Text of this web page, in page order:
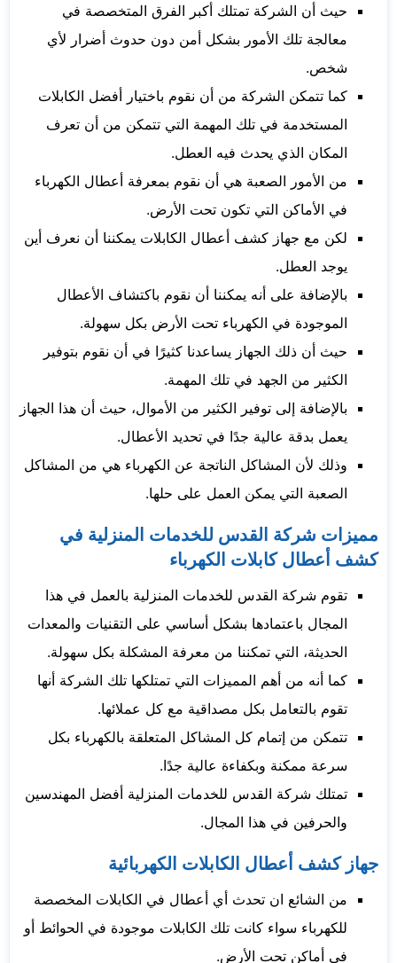
حيث أن الشركة تمتلك أكبر الفرق المتخصصة في
معالجة تلك الأمور بشكل أمن دون حدوث أضرار لأي
شخص.
كما تتمكن الشركة من أن نقوم باختيار أفضل الكابلات
المستخدمة في تلك المهمة التي تتمكن من أن تعرف
المكان الذي يحدث فيه العطل.
من الأمور الصعبة هي أن نقوم بمعرفة أعطال الكهرباء
في الأماكن التي تكون تحت الأرض.
لكن مع جهاز كشف أعطال الكابلات يمكننا أن نعرف أين
يوجد العطل.
بالإضافة على أنه يمكننا أن نقوم باكتشاف الأعطال
الموجودة في الكهرباء تحت الأرض بكل سهولة.
حيث أن ذلك الجهاز يساعدنا كثيرًا في أن نقوم بتوفير
الكثير من الجهد في تلك المهمة.
بالإضافة إلى توفير الكثير من الأموال، حيث أن هذا الجهاز
يعمل بدقة عالية جدًا في تحديد الأعطال.
وذلك لأن المشاكل الناتجة عن الكهرباء هي من المشاكل
الصعبة التي يمكن العمل على حلها.
مميزات شركة القدس للخدمات المنزلية في
كشف أعطال كابلات الكهرباء
تقوم شركة القدس للخدمات المنزلية بالعمل في هذا
المجال باعتمادها بشكل أساسي على التقنيات والمعدات
الحديثة، التي تمكننا من معرفة المشكلة بكل سهولة.
كما أنه من أهم المميزات التي تمتلكها تلك الشركة أنها
تقوم بالتعامل بكل مصداقية مع كل عملائها.
تتمكن من إتمام كل المشاكل المتعلقة بالكهرباء بكل
سرعة ممكنة وبكفاءة عالية جدًا.
تمتلك شركة القدس للخدمات المنزلية أفضل المهندسين
والحرفين في هذا المجال.
جهاز كشف أعطال الكابلات الكهربائية
من الشائع ان تحدث أي أعطال في الكابلات المخصصة
للكهرباء سواء كانت تلك الكابلات موجودة في الحوائط أو
في أماكن تحت الأرض.